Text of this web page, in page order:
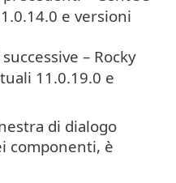
e versioni
– Rocky
11.0.19.0 e
di dialogo
componenti, è